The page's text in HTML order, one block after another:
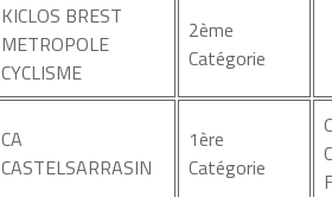
KICLOS BREST
METROPOLE
CYCLISME
2ème
Catégorie
CA
CASTELSARRASIN
1ère
Catégorie